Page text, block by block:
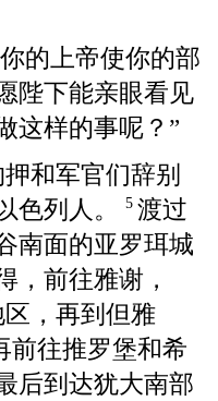
的上帝使你的部
陛下能亲眼看见
这样的事呢？”
和军官们辞别
色列人。
5 渡过
南面的亚罗珥城
，前往雅谢，
，再到但雅
前往推罗堡和希
后到达犹大南部